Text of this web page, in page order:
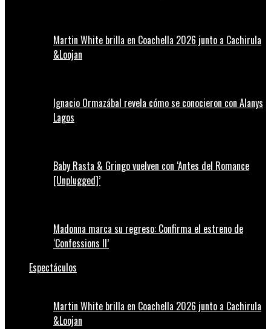
Martin White brilla en Coachella 2026 junto a Cachirula
&Loojan
Ignacio Ormazábal revela cómo se conocieron con Alanys
Lagos
Baby Rasta & Gringo vuelven con ‘Antes del Romance
[Unplugged]’
Madonna marca su regreso: Confirma el estreno de
‘Confessions II’
Espectáculos
Martin White brilla en Coachella 2026 junto a Cachirula
&Loojan